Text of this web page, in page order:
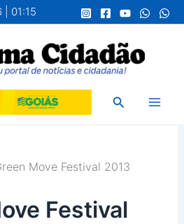
01:15
Pesquisar
Move Festival 2013
Festival